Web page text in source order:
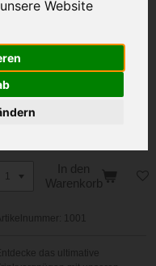
Website
Geburtsjahre
In den
Warenkorb
Artikelnummer: 1001
das ultimative